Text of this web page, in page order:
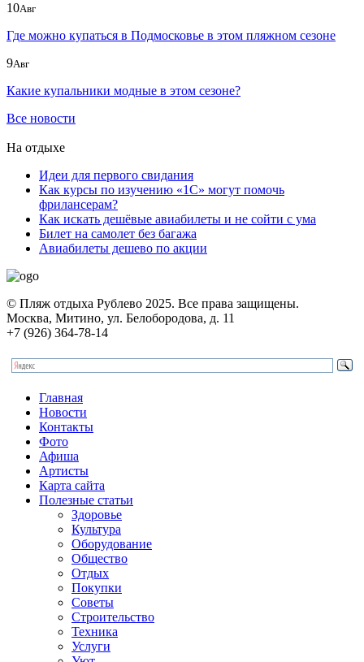
10Авг
Где можно купаться в Подмосковье в этом пляжном сезоне
9Авг
Какие купальники модные в этом сезоне?
Все новости
На отдыхе
Идеи для первого свидания
Как курсы по изучению «1С» могут помочь
фрилансерам?
Как искать дешёвые авиабилеты и не сойти с ума
Билет на самолет без багажа
Авиабилеты дешево по акции
© Пляж отдыха Рублево 2025. Все права защищены.
Москва, Митино, ул. Белобородова, д. 11
+7 (926) 364-78-14
Главная
Новости
Контакты
Фото
Афиша
Артисты
Карта сайта
Полезные статьи
Здоровье
Культура
Оборудование
Общество
Отдых
Покупки
Советы
Строительство
Техника
Услуги